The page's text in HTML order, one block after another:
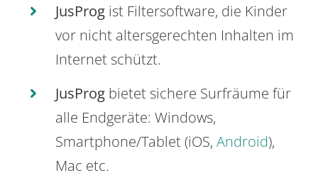
JusProg ist Filtersoftware, die Kinder
vor nicht altersgerechten Inhalten im
Internet schützt.
JusProg bietet sichere Surfräume für
alle Endgeräte: Windows,
Smartphone/Tablet (iOS, Android),
Mac etc.